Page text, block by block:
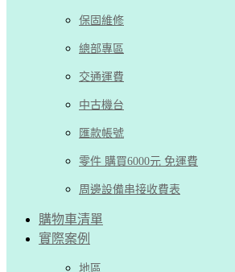
保固維修
總部專區
交通運費
中古機台
匯款帳號
零件 購買6000元 免運費
周邊設備串接收費表
購物車清單
實際案例
地區